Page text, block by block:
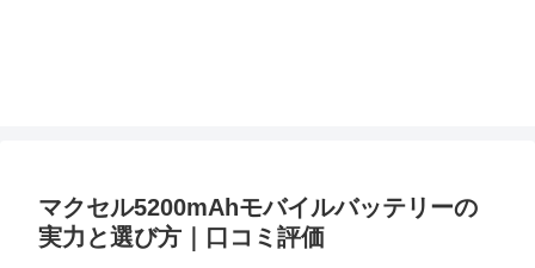
マクセル5200mAhモバイルバッテリーの
実力と選び方｜口コミ評価